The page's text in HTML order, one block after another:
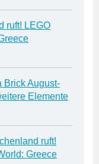
ruft! LEGO
Brick August-
Elemente
ruft!
Greece